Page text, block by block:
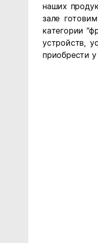
наших
зале
категории
устройств,
приобрести